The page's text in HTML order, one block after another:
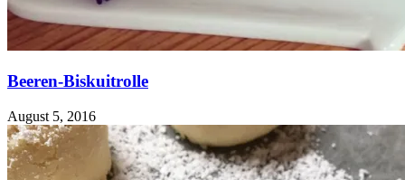
Beeren-Biskuitrolle
August 5, 2016